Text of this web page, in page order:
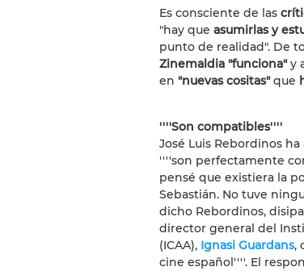
Es consciente de las
"hay que asumirlas y
punto de realidad". De
Zinemaldia "funciona"y
en "nuevas cositas"que
''''Son compatibles''''
José Luis Rebordinos
''''son perfectamente
pensé que existiera la
Sebastián. No tuve
dicho Rebordinos,
director general del
(ICAA), Ignasi Guardans,
cine español''''. El